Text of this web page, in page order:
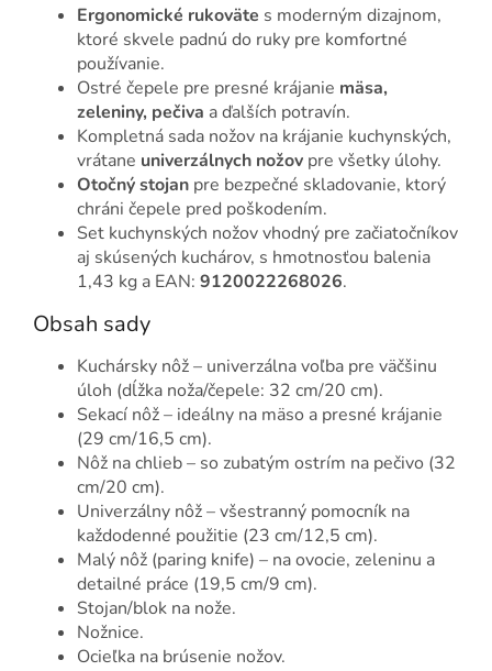
Ergonomické rukoväte s moderným dizajnom,
ktoré skvele padnú do ruky pre komfortné
používanie.
Ostré čepele pre presné krájanie mäsa,
zeleniny, pečiva a ďalších potravín.
Kompletná sada nožov na krájanie kuchynských,
vrátane univerzálnych nožov pre všetky úlohy.
Otočný stojan pre bezpečné skladovanie, ktorý
chráni čepele pred poškodením.
Set kuchynských nožov vhodný pre začiatočníkov
aj skúsených kuchárov, s hmotnosťou balenia
1,43 kg a EAN: 9120022268026.
Obsah sady
Kuchársky nôž – univerzálna voľba pre väčšinu
úloh (dĺžka noža/čepele: 32 cm/20 cm).
Sekací nôž – ideálny na mäso a presné krájanie
(29 cm/16,5 cm).
Nôž na chlieb – so zubatým ostrím na pečivo (32
cm/20 cm).
Univerzálny nôž – všestranný pomocník na
každodenné použitie (23 cm/12,5 cm).
Malý nôž (paring knife) – na ovocie, zeleninu a
detailné práce (19,5 cm/9 cm).
Stojan/blok na nože.
Nožnice.
Ocieľka na brúsenie nožov.